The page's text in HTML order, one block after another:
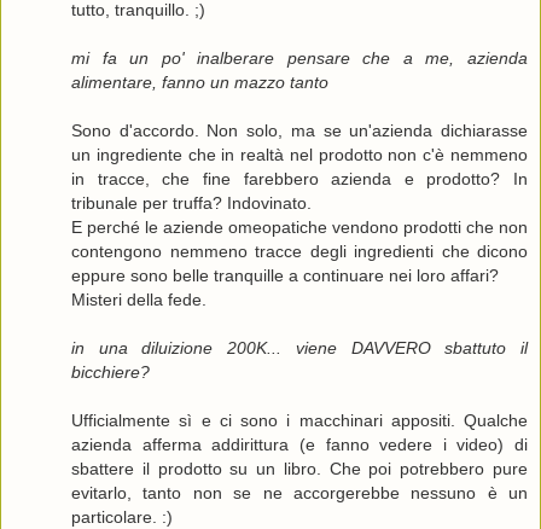
tutto, tranquillo. ;)
mi fa un po' inalberare pensare che a me, azienda
alimentare, fanno un mazzo tanto
Sono d'accordo. Non solo, ma se un'azienda dichiarasse
un ingrediente che in realtà nel prodotto non c'è nemmeno
in tracce, che fine farebbero azienda e prodotto? In
tribunale per truffa? Indovinato.
E perché le aziende omeopatiche vendono prodotti che non
contengono nemmeno tracce degli ingredienti che dicono
eppure sono belle tranquille a continuare nei loro affari?
Misteri della fede.
in una diluizione 200K... viene DAVVERO sbattuto il
bicchiere?
Ufficialmente sì e ci sono i macchinari appositi. Qualche
azienda afferma addirittura (e fanno vedere i video) di
sbattere il prodotto su un libro. Che poi potrebbero pure
evitarlo, tanto non se ne accorgerebbe nessuno è un
particolare. :)